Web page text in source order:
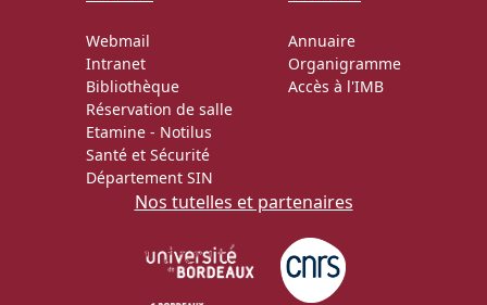
Webmail
Intranet
Bibliothèque
Réservation de salle
Etamine - Notilus
Santé et Sécurité
Département SIN
Annuaire
Organigramme
Accès à l'IMB
Nos tutelles et partenaires